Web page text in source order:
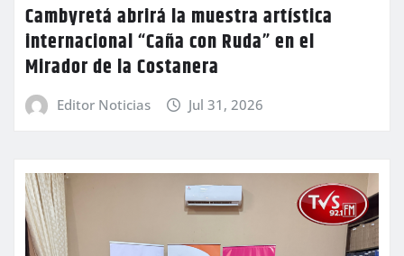
Cambyretá abrirá la muestra artística
internacional “Caña con Ruda” en el
Mirador de la Costanera
Editor Noticias Jul 31, 2026